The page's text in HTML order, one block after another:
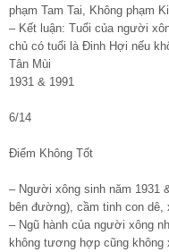
phạm Tam Tai, Không phạm
– Kết luận: Tuổi của người
chủ có tuổi là Đinh Hợi nếu
Tân Mùi
1931 & 1991
6/14
Điểm Không Tốt
– Người xông sinh năm 1931
bên đường), cầm tinh con dê,
– Ngũ hành của người xông
không tương hợp cũng không